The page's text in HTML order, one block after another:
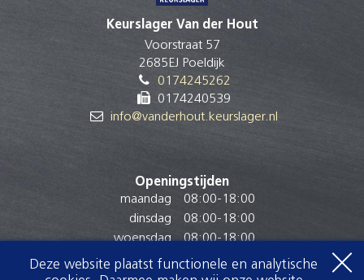
Keurslager Van der Hout
Voorstraat 57
2685EJ Poeldijk
0174245262
0174240539
info@vanderhout.keurslager.nl
Openingstijden
maandag
08:00-18:00
dinsdag
08:00-18:00
woensdag
08:00-18:00
donderdag
08:00 -
Deze website plaatst functionele en analytische